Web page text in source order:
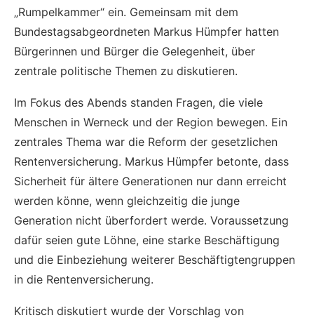
„Rumpelkammer“ ein. Gemeinsam mit dem
Bundestagsabgeordneten Markus Hümpfer hatten
Bürgerinnen und Bürger die Gelegenheit, über
zentrale politische Themen zu diskutieren.
Im Fokus des Abends standen Fragen, die viele
Menschen in Werneck und der Region bewegen. Ein
zentrales Thema war die Reform der gesetzlichen
Rentenversicherung. Markus Hümpfer betonte, dass
Sicherheit für ältere Generationen nur dann erreicht
werden könne, wenn gleichzeitig die junge
Generation nicht überfordert werde. Voraussetzung
dafür seien gute Löhne, eine starke Beschäftigung
und die Einbeziehung weiterer Beschäftigtengruppen
in die Rentenversicherung.
Kritisch diskutiert wurde der Vorschlag von